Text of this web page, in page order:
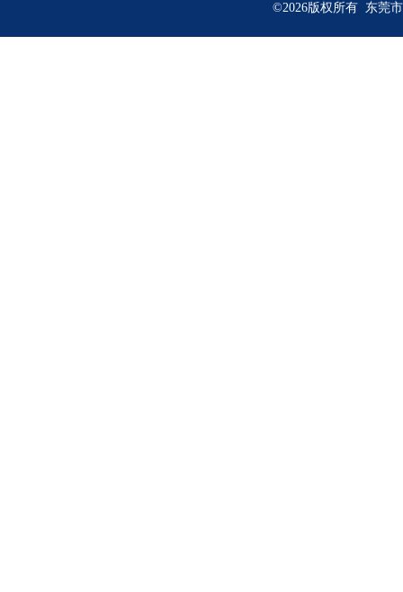
©2026版权所有 东莞